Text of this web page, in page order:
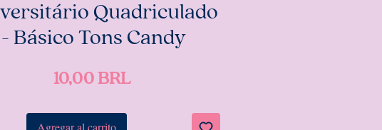
Quadriculado
- Básico Tons Candy
10,00 BRLPrecio
Agregar al carrito